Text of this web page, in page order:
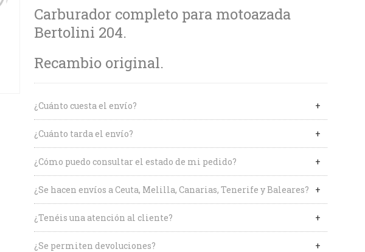
Carburador completo para motoazada
Bertolini 204.
Recambio original.
¿Cuánto cuesta el envío?
¿Cuánto tarda el envío?
¿Cómo puedo consultar el estado de mi pedido?
¿Se hacen envíos a Ceuta, Melilla, Canarias, Tenerife y Baleares?
¿Tenéis una atención al cliente?
¿Se permiten devoluciones?